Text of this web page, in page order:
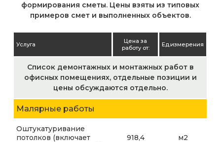
формирования сметы. Цены взяты из типовых
примеров смет и выполненных объектов.
Список демонтажных и монтажных работ в
офисных помещениях, отдельные позиции и
цены обсуждаются отдельно.
Услуга
Цена за
работу от:
Ед.измерения
Малярные работы
Оштукатуривание
потолков (включает
918,4 м2